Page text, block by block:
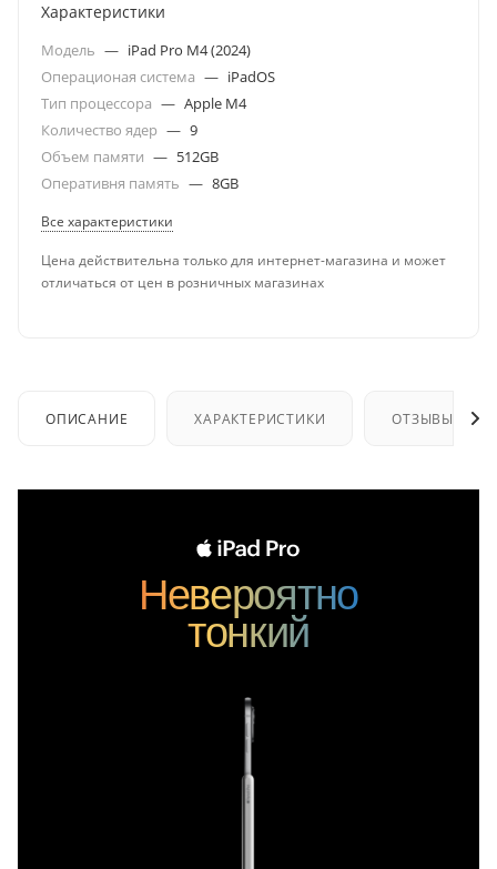
Характеристики
Модель — iPad Pro M4 (2024)
Операционая система — iPadOS
Тип процессора — Apple M4
Количество ядер — 9
Объем памяти — 512GB
Оперативня память — 8GB
Все характеристики
Цена действительна только для интернет-магазина и может
отличаться от цен в розничных магазинах
ОПИСАНИЕ ХАРАКТЕРИСТИКИ ОТЗЫВЫ
Невероятно
тонкий